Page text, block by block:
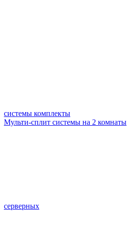
системы комплекты
Мульти-сплит системы на 2 комнаты
серверных